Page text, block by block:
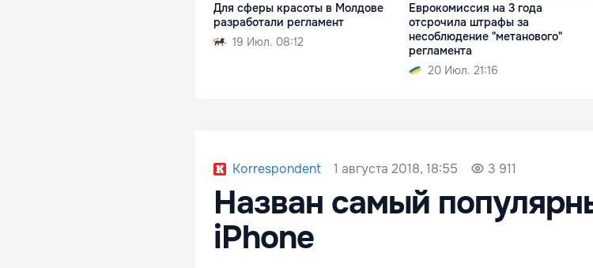
Для сферы красоты в Молдове
разработали регламент
19 Июл. 08:12
Еврокомиссия на 3 года
отсрочила штрафы за
несоблюдение "метанового"
регламента
20 Июл. 21:16
Korrespondent 1 августа 2018, 18:55 3 911
Назван самый
iPhone